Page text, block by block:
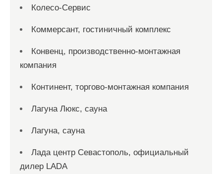
Колесо-Сервис
Коммерсант, гостиничный комплекс
Конвенц, производственно-монтажная
компания
Континент, торгово-монтажная компания
Лагуна Люкс, сауна
Лагуна, сауна
Лада центр Севастополь, официальный
дилер LADA